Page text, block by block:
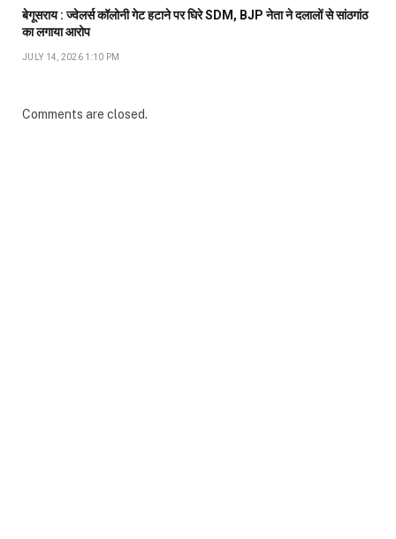
बेगूसराय : ज्वेलर्स कॉलोनी गेट हटाने पर घिरे SDM, BJP नेता ने दलालों से सांठगांठ
का लगाया आरोप
JULY 14, 2026 1:10 PM
Comments are closed.